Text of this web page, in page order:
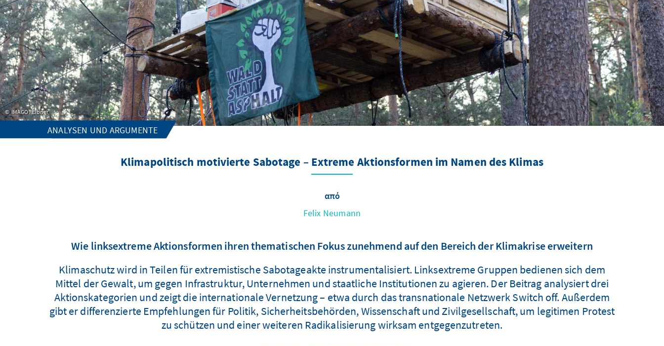
IMAGO / Eibner
ANALYSEN UND ARGUMENTE
Klimapolitisch motivierte Sabotage – Extreme Aktionsformen im Namen des Klimas
από
Felix Neumann
Wie linksextreme Aktionsformen ihren thematischen Fokus zunehmend auf den Bereich der Klimakrise erweitern
Klimaschutz wird in Teilen für extremistische Sabotageakte instrumentalisiert. Linksextreme Gruppen bedienen sich dem
Mittel der Gewalt, um gegen Infrastruktur, Unternehmen und staatliche Institutionen zu agieren. Der Beitrag analysiert drei
Aktionskategorien und zeigt die internationale Vernetzung – etwa durch das transnationale Netzwerk Switch off. Außerdem
gibt er differenzierte Empfehlungen für Politik, Sicherheitsbehörden, Wissenschaft und Zivilgesellschaft, um legitimen Protest
zu schützen und einer weiteren Radikalisierung wirksam entgegenzutreten.